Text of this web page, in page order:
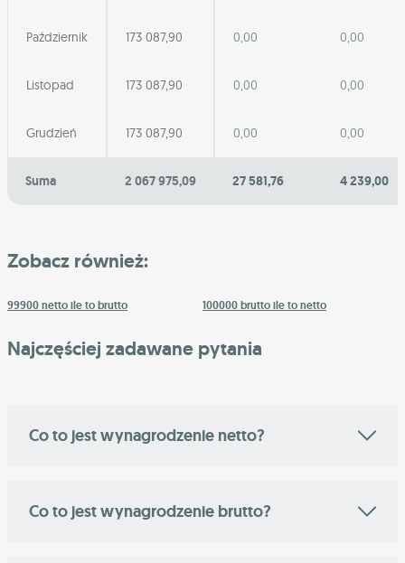
Październik 173 087,90 0,00 0,00
Listopad 173 087,90 0,00 0,00
Grudzień 173 087,90 0,00 0,00
Suma 2 067 975,09 27 581,76 4 239,00
Zobacz również:
99900 netto ile to brutto 100000 brutto ile to netto
Najczęściej zadawane pytania
Co to jest wynagrodzenie netto?
Co to jest wynagrodzenie brutto?